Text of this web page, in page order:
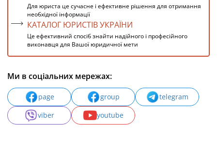
Для юриста це сучасне і ефективне рішення для отримання
необхідної інформації
КАТАЛОГ ЮРИСТІВ УКРАЇНИ
Це ефективний спосіб знайти надійного і професійного
виконавця для Вашої юридичної мети
Ми в соціальних мережах:
page group
telegram
viber
youtube